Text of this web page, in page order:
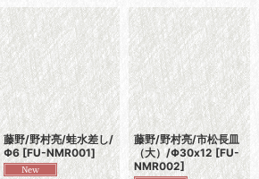
藤野/野村亮/蛙水差し/
Φ6 [FU-NMR001]
藤野/野村亮/市松長皿
（大）/Φ30x12 [FU-
NMR002]